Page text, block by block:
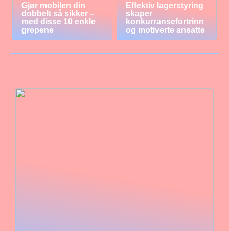
Gjør mobilen din
dobbelt så sikker –
med disse 10 enkle
grepene
Effektiv lagerstyring
skaper
konkurransefortrinn
og motiverte ansatte